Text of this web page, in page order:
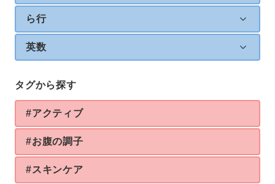
ら行
英数
タグから探す
#アクティブ
#お腹の調子
#スキンケア